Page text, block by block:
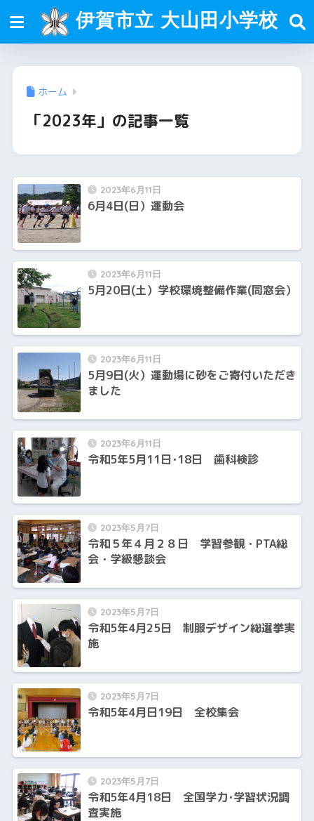
伊賀市立 大山田小学校
ホーム
「2023年」の記事一覧
2023年6月11日
6月4日(日）運動会
2023年6月11日
5月20日(土）学校環境整備作業(同窓会）
2023年6月11日
5月9日(火）運動場に砂をご寄付いただき
ました
2023年6月11日
令和5年5月11日･18日 歯科検診
2023年5月7日
令和５年４月２８日 学習参観・PTA総
会・学級懇談会
2023年5月7日
令和5年4月25日 制服デザイン総選挙実
施
2023年5月7日
令和5年4月日19日 全校集会
2023年5月7日
令和5年4月18日 全国学力･学習状況調
査実施